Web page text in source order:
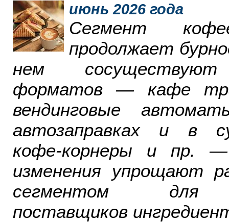
июнь 2026 года
Сегмент
продолжает
нем
форматов — кафе
вендинговые
автозаправках и в
кофе-корнеры и пр.
изменения упрощают
сегментом для
поставщиков